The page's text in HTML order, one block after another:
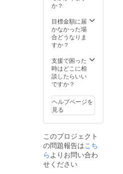
内容
量
10枚 賞
2022.12
.31 保存
方法
直射日
光を避
け、常
してく
ださい
製造
者
cotoho
gu 大阪
府堺市
しま
す。 そ
のため
閲覧数
は高く
なるこ
とが予
ます。
知チラ
シは
発注い
たしま
す。市
関連施
ントが
中止と
なった
リー設
置用に
準備し
た グ
を使っ
て製作
し郵送
いたし
送料込
み。
リース
詳細 ・
数量 1
か？
目標金額に届
かなかった場
合どうなりま
すか？
支援で困った
時はどこに相
談したらいい
ですか？
ヘルプページを
見る
このプロジェクト
の問題報告はこち
らよりお問い合わ
せください